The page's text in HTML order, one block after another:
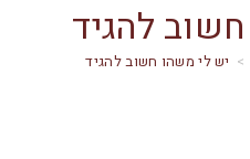
להגיד
> יש לי משהו חשוב להגיד